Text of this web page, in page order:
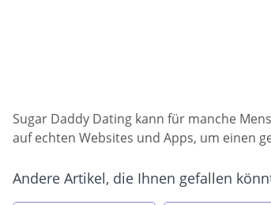
Sugar Daddy Dating kann für manche
auf echten Websites und Apps, um einen
Andere Artikel, die Ihnen gefallen